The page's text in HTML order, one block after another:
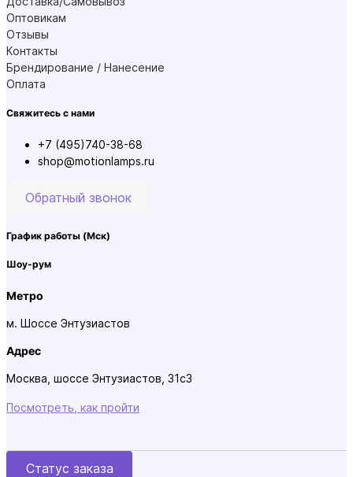
Оптовикам
Отзывы
Контакты
Брендирование / Нанесение
Оплата
Свяжитесь с нами
+7 (495)740-38-68
shop@motionlamps.ru
Обратный звонок
График работы (Мск)
Шоу-рум
Метро
м. Шоссе Энтузиастов
Адрес
Москва, шоссе Энтузиастов, 31с3
Посмотреть, как пройти
Статус заказа